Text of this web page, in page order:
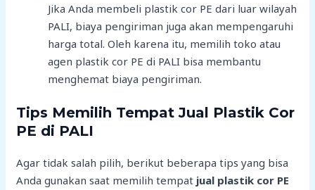
Jika Anda membeli plastik cor PE dari luar wilayah
PALI, biaya pengiriman juga akan mempengaruhi
harga total. Oleh karena itu, memilih toko atau
agen plastik cor PE di PALI bisa membantu
menghemat biaya pengiriman.
Tips Memilih Tempat Jual Plastik Cor
PE di PALI
Agar tidak salah pilih, berikut beberapa tips yang bisa
Anda gunakan saat memilih tempat jual plastik cor PE